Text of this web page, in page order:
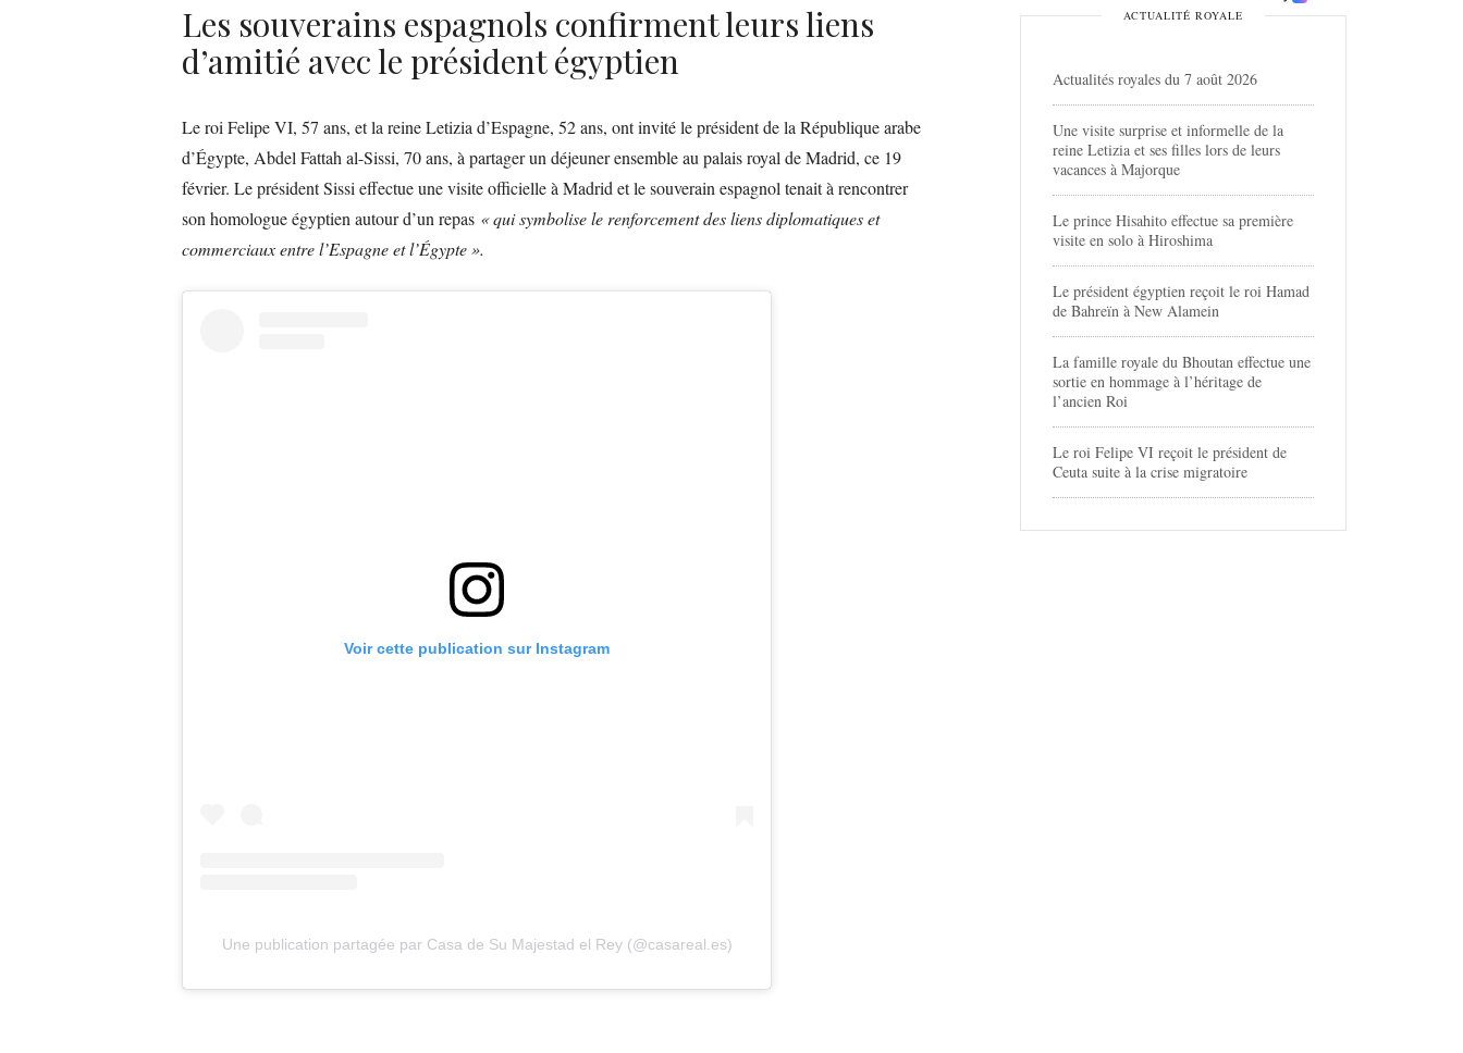
Les souverains espagnols confirment leurs liens
d’amitié avec le président égyptien
Le roi Felipe VI, 57 ans, et la reine Letizia d’Espagne, 52 ans, ont invité le président de la République arabe
d’Égypte, Abdel Fattah al-Sissi, 70 ans, à partager un déjeuner ensemble au palais royal de Madrid, ce 19
février. Le président Sissi effectue une visite officielle à Madrid et le souverain espagnol tenait à rencontrer
son homologue égyptien autour d’un repas « qui symbolise le renforcement des liens diplomatiques et
commerciaux entre l’Espagne et l’Égypte ».
Voir cette publication sur Instagram
Une publication partagée par Casa de Su Majestad el Rey (@casareal.es)
ACTUALITÉ ROYALE
Actualités royales du 7 août 2026
Une visite surprise et informelle de la
reine Letizia et ses filles lors de leurs
vacances à Majorque
Le prince Hisahito effectue sa première
visite en solo à Hiroshima
Le président égyptien reçoit le roi Hamad
de Bahreïn à New Alamein
La famille royale du Bhoutan effectue une
sortie en hommage à l’héritage de
l’ancien Roi
Le roi Felipe VI reçoit le président de
Ceuta suite à la crise migratoire